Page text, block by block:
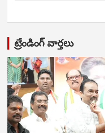
ట్రేండింగ్ వార్తలు